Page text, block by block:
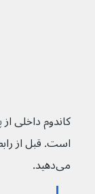
کاندوم داخلی
است. قبل از
می‌دهید.